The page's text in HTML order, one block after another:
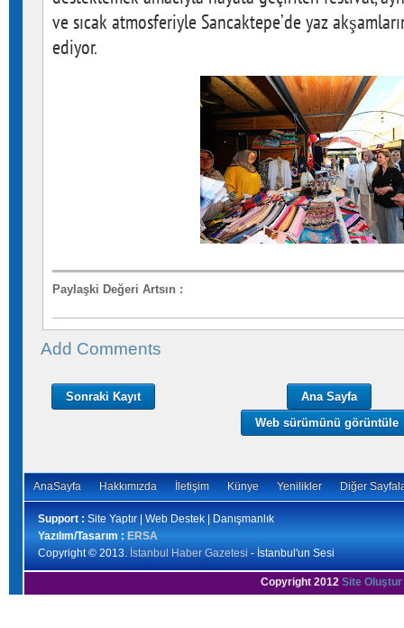
ve sıcak atmosferiyle Sancaktepe’de yaz
ediyor.
Paylaşki Değeri Artsın :
Add Comments
Sonraki Kayıt
Ana Sayfa
Web sürümünü görüntüle
AnaSayfa Hakkımızda İletişim Künye Yenilikler Diğer
Support : Site Yaptır | Web Destek | Danışmanlık
Yazılım/Tasarım : ERSA
Copyright © 2013. İstanbul Haber Gazetesi - İstanbul'un Sesi
Copyright 2012 Site Oluştur